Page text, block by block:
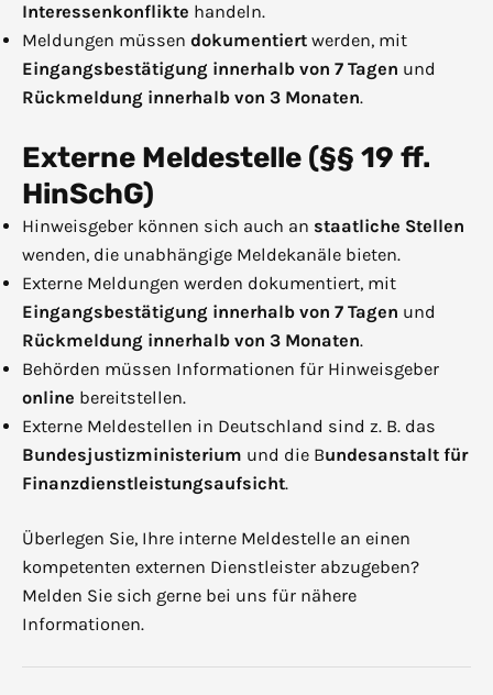
Interessenkonflikte handeln.
Meldungen müssen dokumentiert werden, mit
Eingangsbestätigung innerhalb von 7 Tagen und
Rückmeldung innerhalb von 3 Monaten.
Externe Meldestelle (§§ 19 ff.
HinSchG)
Hinweisgeber können sich auch an staatliche Stellen
wenden, die unabhängige Meldekanäle bieten.
Externe Meldungen werden dokumentiert, mit
Eingangsbestätigung innerhalb von 7 Tagen und
Rückmeldung innerhalb von 3 Monaten.
Behörden müssen Informationen für Hinweisgeber
online bereitstellen.
Externe Meldestellen in Deutschland sind z. B. das
Bundesjustizministerium und die Bundesanstalt für
Finanzdienstleistungsaufsicht.
Überlegen Sie, Ihre interne Meldestelle an einen
kompetenten externen Dienstleister abzugeben?
Melden Sie sich gerne bei uns für nähere
Informationen.